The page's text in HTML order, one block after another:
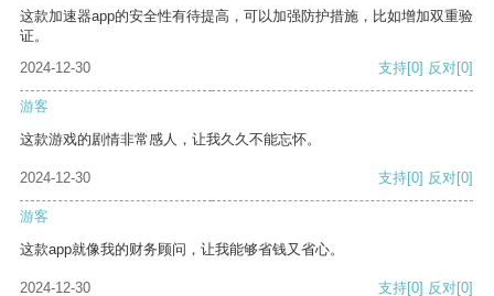
这款加速器app的安全性有待提高，可以加强防护措施，比如增加双重验
证。
2024-12-30
支持[0] 反对[0]
游客
这款游戏的剧情非常感人，让我久久不能忘怀。
2024-12-30 支持[0] 反对[0]
游客
这款app就像我的财务顾问，让我能够省钱又省心。
2024-12-30 支持[0] 反对[0]